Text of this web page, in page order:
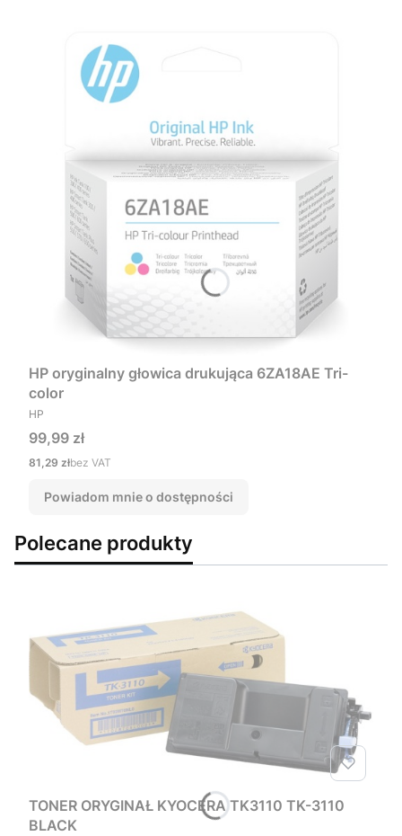
HP oryginalny głowica drukująca 6ZA18AE Tri-
color
PRODUCENT
HP
Cena
99,99 zł
Cena
81,29 złbez VAT
Powiadom mnie o dostępności
Polecane produkty
TONER ORYGINAŁ KYOCERA TK3110 TK-3110
BLACK